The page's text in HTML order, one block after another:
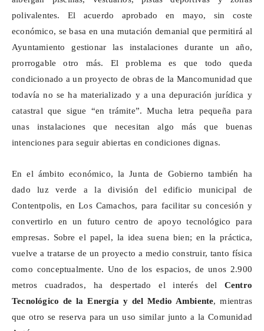
polivalentes. El acuerdo aprobado en mayo, sin coste
económico, se basa en una mutación demanial que permitirá al
Ayuntamiento gestionar las instalaciones durante un año,
prorrogable otro más. El problema es que todo queda
condicionado a un proyecto de obras de la Mancomunidad que
todavía no se ha materializado y a una depuración jurídica y
catastral que sigue “en trámite”. Mucha letra pequeña para
unas instalaciones que necesitan algo más que buenas
intenciones para seguir abiertas en condiciones dignas.
En el ámbito económico, la Junta de Gobierno también ha
dado luz verde a la división del edificio municipal de
Contentpolis, en Los Camachos, para facilitar su concesión y
convertirlo en un futuro centro de apoyo tecnológico para
empresas. Sobre el papel, la idea suena bien; en la práctica,
vuelve a tratarse de un proyecto a medio construir, tanto física
como conceptualmente. Uno de los espacios, de unos 2.900
metros cuadrados, ha despertado el interés del Centro
Tecnológico de la Energía y del Medio Ambiente, mientras
que otro se reserva para un uso similar junto a la Comunidad